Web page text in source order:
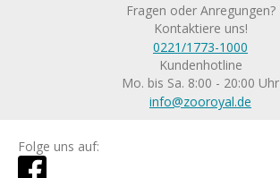
Fragen oder Anregungen?
Kontaktiere uns!
0221/1773-1000
Kundenhotline
Mo. bis Sa. 8:00 - 20:00 Uhr
info@zooroyal.de
Folge uns auf: